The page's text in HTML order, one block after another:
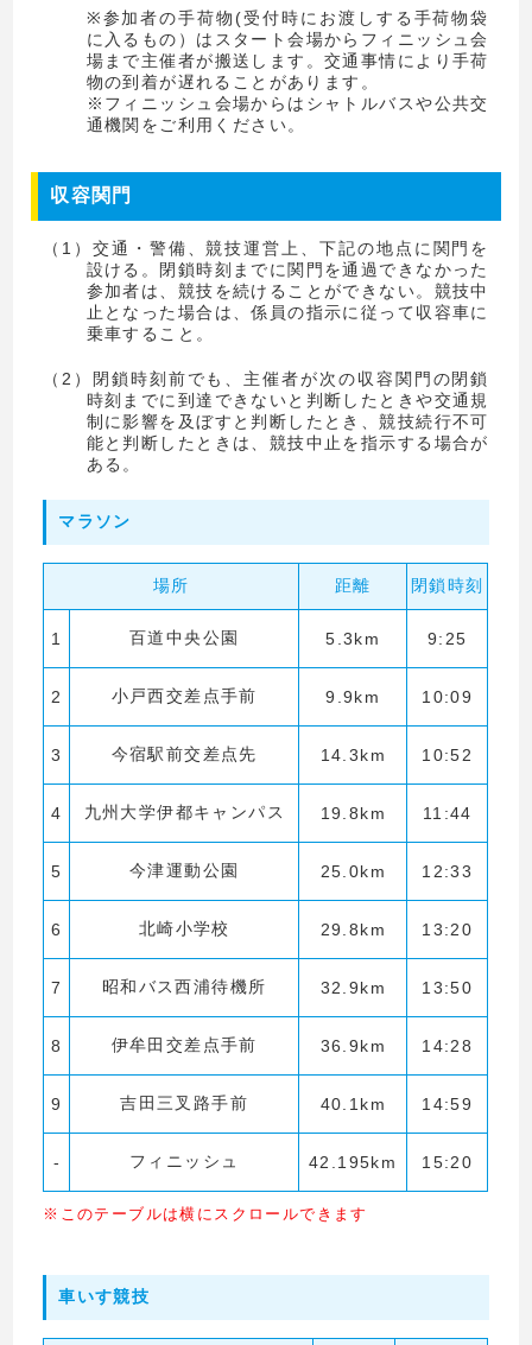
※参加者の手荷物(受付時にお渡しする手荷物袋
に入るもの）はスタート会場からフィニッシュ会
場まで主催者が搬送します。交通事情により手荷
物の到着が遅れることがあります。
※フィニッシュ会場からはシャトルバスや公共交
通機関をご利用ください。
収容関門
（1）交通・警備、競技運営上、下記の地点に関門を
設ける。閉鎖時刻までに関門を通過できなかった
参加者は、競技を続けることができない。競技中
止となった場合は、係員の指示に従って収容車に
乗車すること。
（2）閉鎖時刻前でも、主催者が次の収容関門の閉鎖
時刻までに到達できないと判断したときや交通規
制に影響を及ぼすと判断したとき、競技続行不可
能と判断したときは、競技中止を指示する場合が
ある。
マラソン
場所 距離 閉鎖時刻
1 百道中央公園 5.3km 9:25
2 小戸西交差点手前 9.9km 10:09
3 今宿駅前交差点先 14.3km 10:52
4 九州大学伊都キャンパス 19.8km 11:44
5 今津運動公園 25.0km 12:33
6 北崎小学校 29.8km 13:20
7 昭和バス西浦待機所 32.9km 13:50
8 伊牟田交差点手前 36.9km 14:28
9 吉田三叉路手前 40.1km 14:59
- フィニッシュ 42.195km 15:20
※このテーブルは横にスクロールできます
車いす競技